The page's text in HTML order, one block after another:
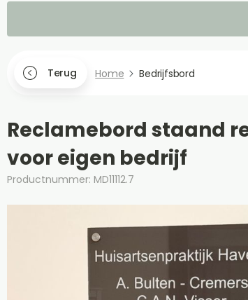
Terug Home Bedrijfsbord
Reclamebord staand
voor eigen bedrijf
Productnummer: MD11112.7